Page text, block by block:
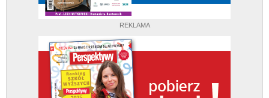
REKLAMA